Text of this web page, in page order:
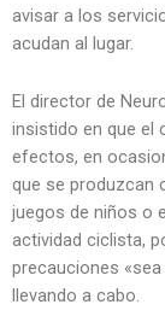
avisar a los
acudan al lugar.
El director de
insistido en que el
efectos, en
que se produzcan
juegos de niños o
actividad ciclista,
precauciones
llevando a cabo.